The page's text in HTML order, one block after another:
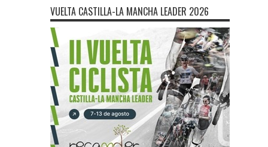
VUELTA CASTILLA-LA MANCHA LEADER 2026